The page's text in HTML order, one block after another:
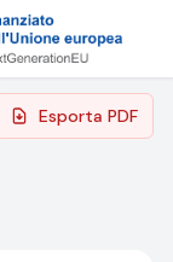
Esporta PDF